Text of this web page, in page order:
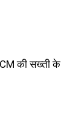
CM की सख्ती के